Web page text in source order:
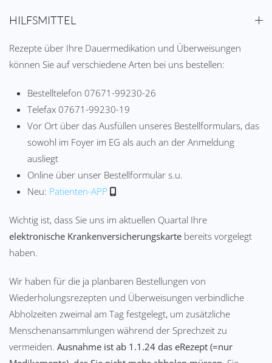
HILFSMITTEL
Rezepte über Ihre Dauermedikation und Überweisungen
können Sie auf verschiedene Arten bei uns bestellen:
Bestelltelefon 07671-99230-26
Telefax 07671-99230-19
Vor Ort über das Ausfüllen unseres Bestellformulars, das
sowohl im Foyer im EG als auch an der Anmeldung
ausliegt
Online über unser Bestellformular s.u.
Neu: Patienten-APP
Wichtig ist, dass Sie uns im aktuellen Quartal Ihre
elektronische Krankenversicherungskarte bereits vorgelegt
haben.
Wir haben für die ja planbaren Bestellungen von
Wiederholungsrezepten und Überweisungen verbindliche
Abholzeiten zweimal am Tag festgelegt, um zusätzliche
Menschenansammlungen während der Sprechzeit zu
vermeiden. Ausnahme ist ab 1.1.24 das eRezept (=nur